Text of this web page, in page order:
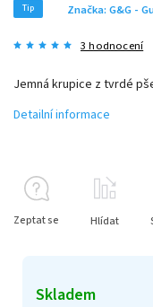
Tip
3 hodnocení
Značka: G&G -
Skladem
Jemná krupice z tvrdé
Detailní informace
Zeptat se Hlídat